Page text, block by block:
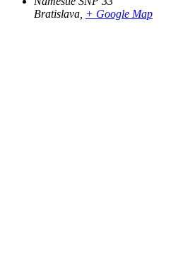
Bratislava + Google Map